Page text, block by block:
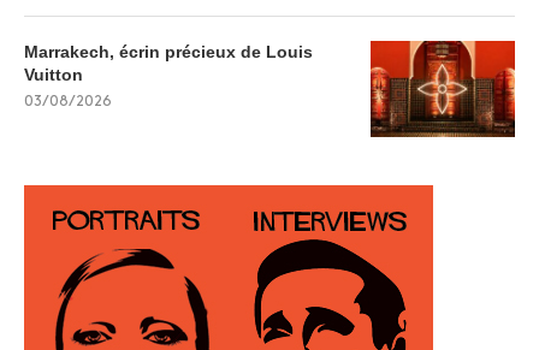
Marrakech, écrin précieux de Louis
Vuitton
03/08/2026